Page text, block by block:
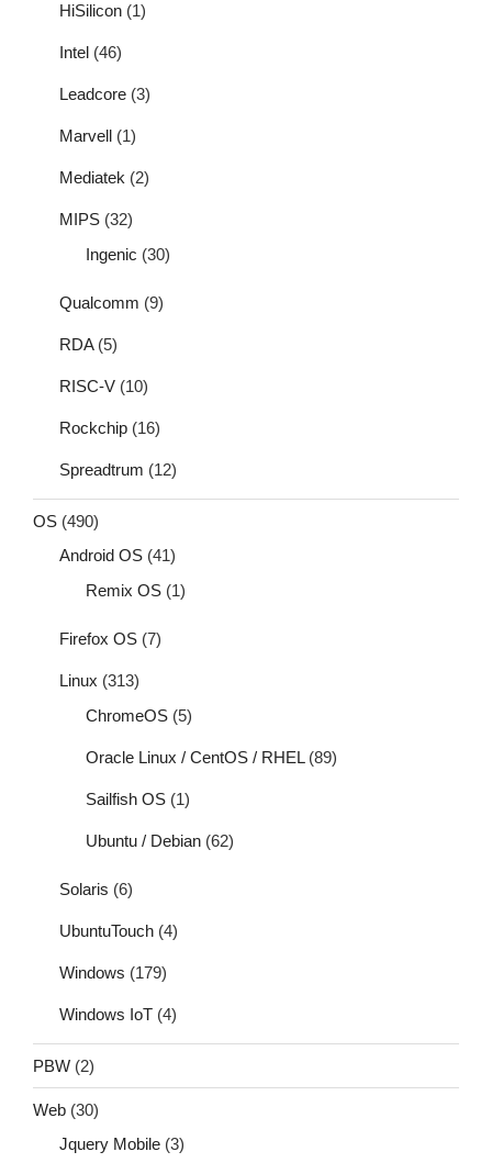
HiSilicon (1)
Intel (46)
Leadcore (3)
Marvell (1)
Mediatek (2)
MIPS (32)
Ingenic (30)
Qualcomm (9)
RDA(5)
RISC-V (10)
Rockchip (16)
Spreadtrum (12)
OS (490)
Android OS (41)
Remix OS (1)
Firefox OS (7)
Linux (313)
ChromeOS (5)
Oracle Linux / CentOS / RHEL(89)
Sailfish OS (1)
Ubuntu / Debian (62)
Solaris (6)
UbuntuTouch (4)
Windows (179)
Windows IoT (4)
PBW (2)
Web (30)
Jquery Mobile (3)